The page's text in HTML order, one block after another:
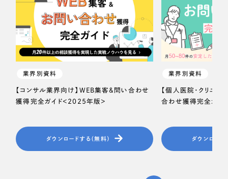
業界別資料
【コンサル業界向け】WEB集客＆問い合わせ
獲得完全ガイド＜2025年版＞
ダウンロードする（無料）
業界別資料
【個人医院・クリニッ
合わせ獲得完全ガイ
ダウンロード